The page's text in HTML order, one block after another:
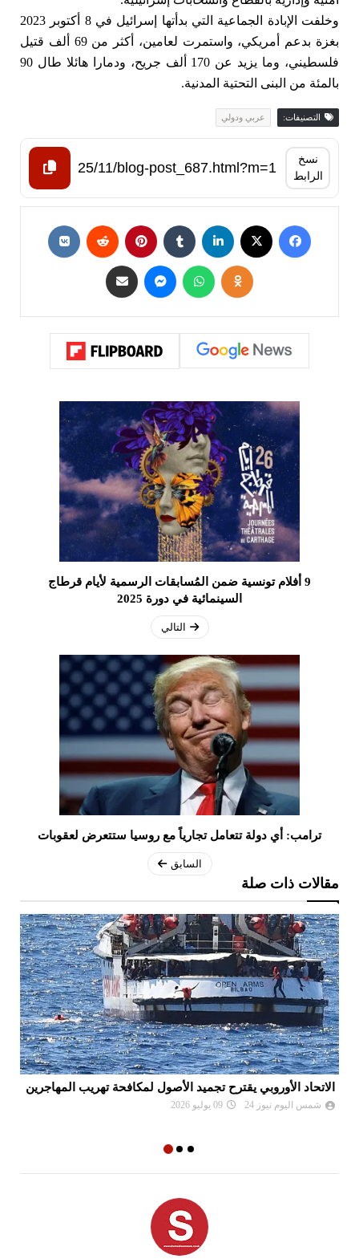
وخلفت الإبادة الجماعية التي بدأتها إسرائيل في 8 أكتوبر 2023
بغزة بدعم أمريكي، واستمرت لعامين، أكثر من 69 ألف قتيل
فلسطيني، وما يزيد عن 170 ألف جريح، ودمارا هائلا طال 90
بالمئة من البنى التحتية المدنية.
التصنيفات: عربي ودولي
نسخ
الرابط
9 أفلام تونسية ضمن المُسابقات الرسمية لأيام قرطاج
السينمائية في دورة 2025
التالي
ترامب: أي دولة تتعامل تجارياً مع روسيا ستتعرض لعقوبات
السابق
مقالات ذات صلة
الاتحاد الأوروبي يقترح تجميد الأصول لمكافحة تهريب المهاجرين
شمس اليوم نيوز 24 09 يوليو 2026